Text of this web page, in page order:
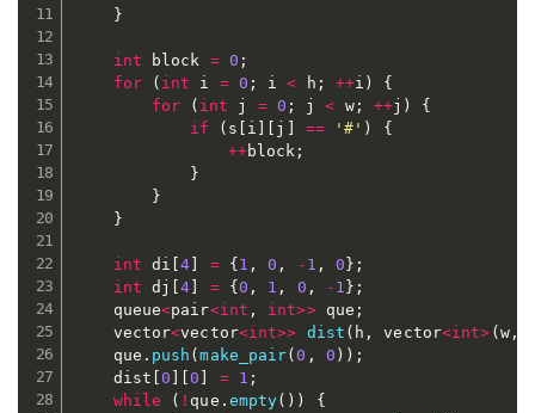
}
int block = 0 ;
for
( int i = 0 ; i < h ; ++i )
{
for
( int j = 0 ; j < w; ++j )
{
if
( s i j == '#' )
{
++block ;
}
}
}
int di [4 = { 1 , 0 , - 1 , 0 } ;
int dj [4 = { 0 , 1 , 0 , - 1 } ;
	queue
<pair<int , int>> que ;
	vector
<vector<int>> dist ( h , vector<int> ( w,
	que
. push (make_pair(0 , 0 ) ) ;
	dist
[0 [0 = 1 ;
while
( ! que . empty( ) )
{